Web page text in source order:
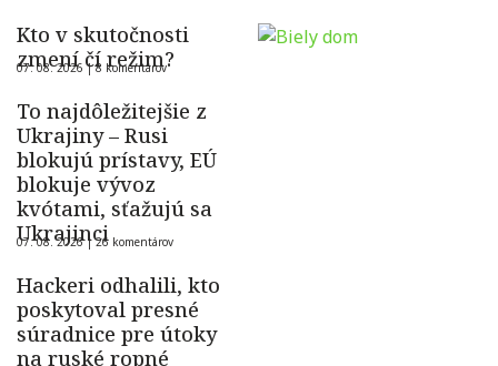
Kto v skutočnosti
zmení čí režim?
07. 08. 2026 |8 komentárov
To najdôležitejšie z
Ukrajiny – Rusi
blokujú prístavy, EÚ
blokuje vývoz
kvótami, sťažujú sa
Ukrajinci
07. 08. 2026 |26 komentárov
Hackeri odhalili, kto
poskytoval presné
súradnice pre útoky
na ruské ropné